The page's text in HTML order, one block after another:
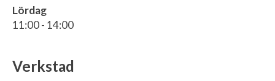
Lördag
11:00 - 14:00
Verkstad